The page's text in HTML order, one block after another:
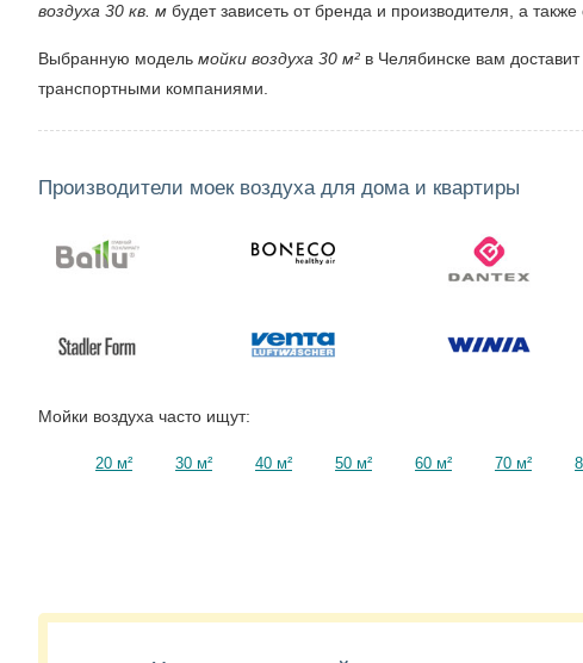
воздуха 30 кв. м будет зависеть от бренда и производителя, а
Выбранную модель мойки воздуха 30 м² в Челябинске вам
транспортными компаниями.
Производители моек воздуха для дома и квартиры
Мойки воздуха часто ищут:
20 м² 30 м² 40 м² 50 м² 60 м² 70 м²